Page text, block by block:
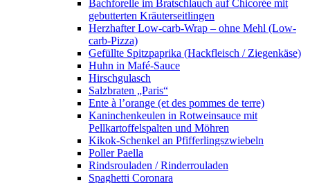
Bachforelle im Bratschlauch auf Chicorée mit
gebutterten Kräuterseitlingen
Herzhafter Low-carb-Wrap – ohne Mehl (Low-
carb-Pizza)
Gefüllte Spitzpaprika (Hackfleisch / Ziegenkäse)
Huhn in Mafé-Sauce
Hirschgulasch
Salzbraten „Paris“
Ente à l’orange (et des pommes de terre)
Kaninchenkeulen in Rotweinsauce mit
Pellkartoffelspalten und Möhren
Kikok-Schenkel an Pfifferlingszwiebeln
Poller Paella
Rindsrouladen / Rinderrouladen
Spaghetti Coronara